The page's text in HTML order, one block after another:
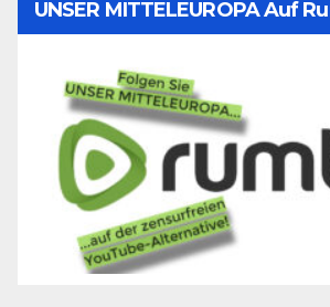
UNSER MITTELEUROPA Auf